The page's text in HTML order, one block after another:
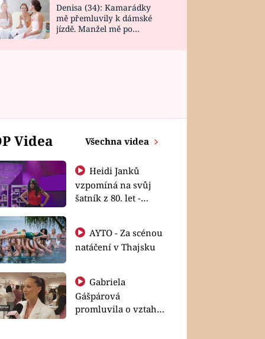
Denisa (34): Kamarádky
mě přemluvily k dámské
jízdě. Manžel mě po
Videa Všechna videa
Heidi Janků
vzpomíná na svůj
šatník z 80. let -
natáčení v Thajsku
Gabriela
Gášpárová
promluvila o vztahu